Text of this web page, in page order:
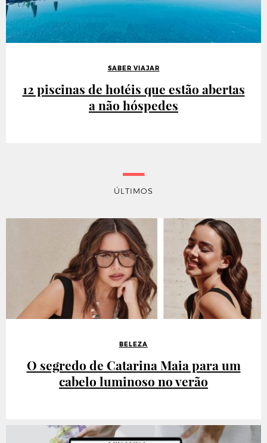
SABER VIAJAR
12 piscinas de hotéis que estão abertas
a não hóspedes
ÚLTIMOS
BELEZA
O segredo de Catarina Maia para um
cabelo luminoso no verão